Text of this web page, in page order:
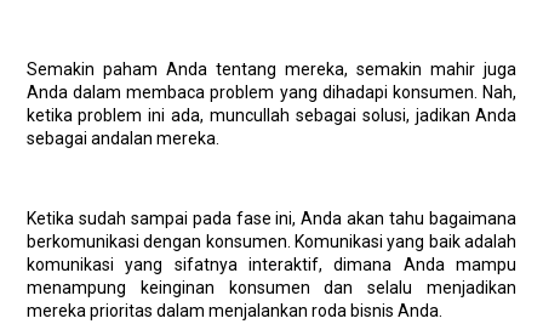
Semakin paham Anda tentang mereka, semakin mahir juga
Anda dalam membaca problem yang dihadapi konsumen. Nah,
ketika problem ini ada, muncullah sebagai solusi, jadikan Anda
sebagai andalan mereka.
Ketika sudah sampai pada fase ini, Anda akan tahu bagaimana
berkomunikasi dengan konsumen. Komunikasi yang baik adalah
komunikasi yang sifatnya interaktif, dimana Anda mampu
menampung keinginan konsumen dan selalu menjadikan
mereka prioritas dalam menjalankan roda bisnis Anda.